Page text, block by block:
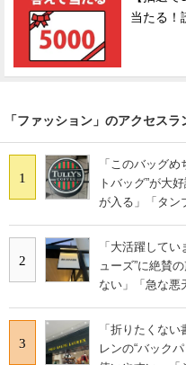
当たる！
「ファッション」のアクセスラ
1
「このバッグ
トバッグ”が大
が入る」「タン
2
「大活躍して
ューズ”に絶賛
ない」「急な悪
3
「折りたくな
レンの“バック